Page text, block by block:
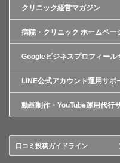
クリニック経営マガジン
病院・クリニック ホームペー
Googleビジネスプロフィール
LINE公式アカウント運用サポ
動画制作・YouTube運用代行
口コミ投稿ガイドライン